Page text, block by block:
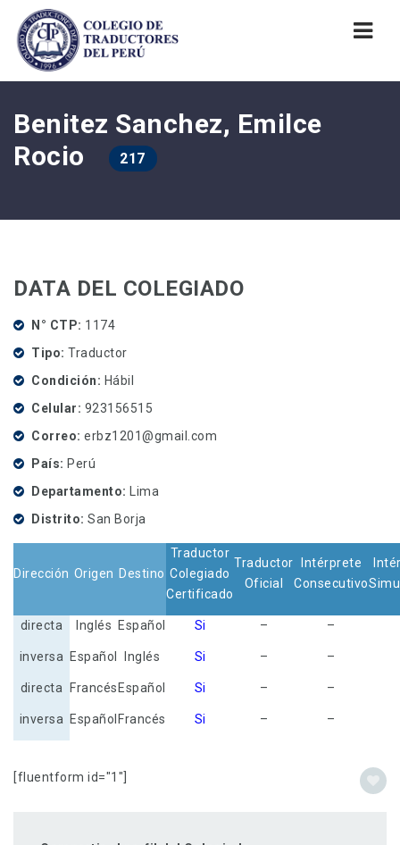
Benitez Sanchez, Emilce
Rocio
217
DATA DEL COLEGIADO
N° CTP
1174
Tipo Traductor
Condición
Hábil
Celular
923156515
Correo erbz1201@gmail.com
País Perú
Departamento Lima
Distrito San Borja
Dirección Origen Destino
Traductor
Colegiado
Certificado
Traductor
Oficial
Intérprete
Consecutivo
directa Inglés Español Si – –
inversa Español Inglés Si – –
directa Francés Español Si – –
inversa Español Francés Si – –
[fluentform id="1"]